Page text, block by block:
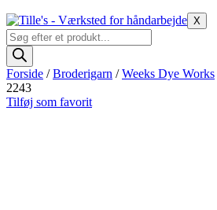
X
Products
search
Forside /Broderigarn /Weeks Dye Works
2243
Tilføj som favorit